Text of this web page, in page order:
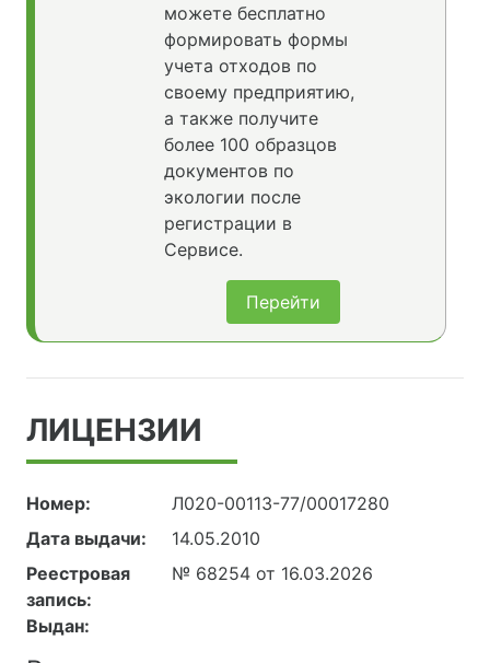
можете бесплатно
формировать формы
учета отходов по
своему предприятию,
а также получите
более 100 образцов
документов по
экологии после
регистрации в
Сервисе.
Перейти
ЛИЦЕНЗИИ
Номер:
Л020-00113-77/00017280
Дата выдачи:
14.05.2010
Реестровая
запись:
№ 68254 от 16.03.2026
Выдан: